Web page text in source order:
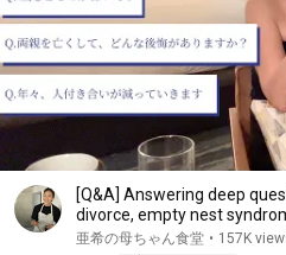
[Q&A] Answering deep
divorce, empty nest
亜希の母ちゃん食堂 • 157K